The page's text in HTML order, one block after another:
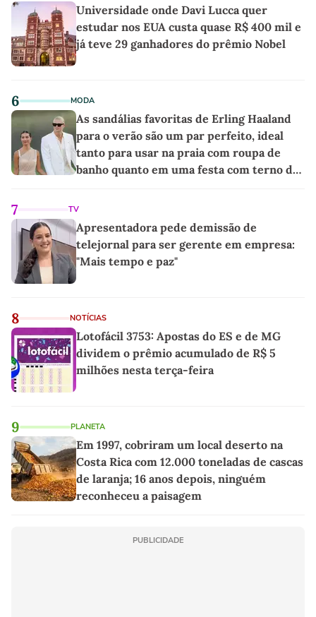
Universidade onde Davi Lucca quer
estudar nos EUA custa quase R$ 400 mil e
já teve 29 ganhadores do prêmio Nobel
6 MODA
As sandálias favoritas de Erling Haaland
para o verão são um par perfeito, ideal
tanto para usar na praia com roupa de
banho quanto em uma festa com terno de
7 TV
Apresentadora pede demissão de
telejornal para ser gerente em empresa:
"Mais tempo e paz"
8 NOTÍCIAS
Lotofácil 3753: Apostas do ES e de MG
dividem o prêmio acumulado de R$ 5
milhões nesta terça-feira
9 PLANETA
Em 1997, cobriram um local deserto na
Costa Rica com 12.000 toneladas de cascas
de laranja; 16 anos depois, ninguém
reconheceu a paisagem
PUBLICIDADE